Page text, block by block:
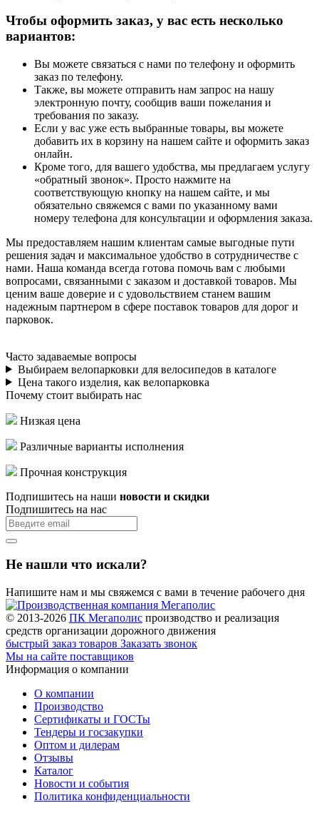
Чтобы оформить заказ, у вас есть несколько
вариантов:
Вы можете связаться с нами по телефону и оформить
заказ по телефону.
Также, вы можете отправить нам запрос на нашу
электронную почту, сообщив ваши пожелания и
требования по заказу.
Если у вас уже есть выбранные товары, вы можете
добавить их в корзину на нашем сайте и оформить заказ
онлайн.
Кроме того, для вашего удобства, мы предлагаем услугу
«обратный звонок». Просто нажмите на
соответствующую кнопку на нашем сайте, и мы
обязательно свяжемся с вами по указанному вами
номеру телефона для консультации и оформления заказа.
Мы предоставляем нашим клиентам самые выгодные пути
решения задач и максимальное удобство в сотрудничестве с
нами. Наша команда всегда готова помочь вам с любыми
вопросами, связанными с заказом и доставкой товаров. Мы
ценим ваше доверие и с удовольствием станем вашим
надежным партнером в сфере поставок товаров для дорог и
парковок.
Часто задаваемые вопросы
Выбираем велопарковки для велосипедов в каталоге
Цена такого изделия, как велопарковка
Почему стоит выбирать нас
Низкая цена
Различные варианты исполнения
Прочная конструкция
Подпишитесь на наши новости и скидки
Подпишитесь на нас
Не нашли что искали?
Напишите нам и мы свяжемся с вами в течение рабочего дня
© 2013-2026 ПК Мегаполис производство и реализация
средств организации дорожного движения
быстрый заказ товаров Заказать звонок
Мы на сайте поставщиков
Информация о компании
О компании
Производство
Сертификаты и ГОСТы
Тендеры и госзакупки
Оптом и дилерам
Отзывы
Каталог
Новости и события
Политика конфиденциальности